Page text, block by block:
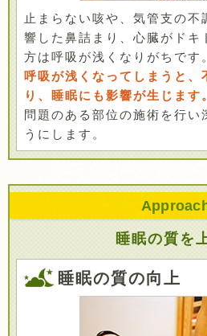
止まらない咳や、気管支の不
響した鼻詰まり、心臓がドキ
方は呼吸が浅くなりがちです
呼吸が浅くなってしまうと、
り、睡眠にも影響が生じます
問題のある部位の施術を行い
うにします。
睡眠の質を
睡眠の質の向上